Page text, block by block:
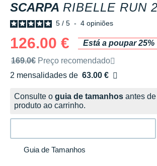
SCARPA RIBELLE RUN 2
5 / 5 - 4 opiniões
126.00 €
Está a poupar 25%
Preço de venda recomendado pela marca
169.0€ Preço recomendado
2 mensalidades de 63.00 €
sem custos
Consulte o guia de tamanhos antes
produto ao carrinho.
Guia de Tamanhos